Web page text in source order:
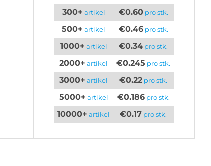
300+ artikel €0.60pro stk.
500+ artikel €0.46pro stk.
1000+ artikel €0.34 pro stk.
2000+ artikel €0.245 pro stk.
3000+ artikel €0.22 pro stk.
5000+ artikel €0.186pro stk.
10000+ artikel €0.17 pro stk.